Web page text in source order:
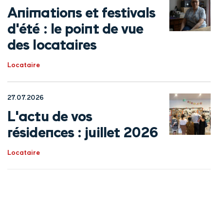
Animations et festivals
d'été : le point de vue
des locataires
Locataire
27.07.2026
L'actu de vos
résidences : juillet 2026
Locataire